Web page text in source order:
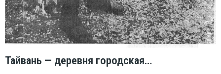
Тайвань — деревня городская…